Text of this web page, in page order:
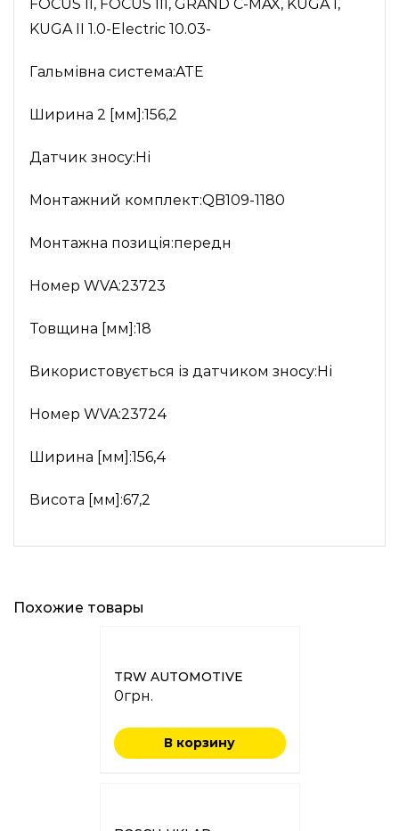
FOCUS II, FOCUS III, GRAND C-MAX, KUGA I,
KUGA II 1.0-Electric 10.03-
Гальмівна система:ATE
Ширина 2 [мм]:156,2
Датчик зносу:Ні
Монтажний комплект:QB109-1180
Монтажна позиція:передн
Номер WVA:23723
Товщина [мм]:18
Використовується із датчиком зносу:Ні
Номер WVA:23724
Ширина [мм]:156,4
Висота [мм]:67,2
Похожие товары
TRW AUTOMOTIVE
0грн.
В корзину